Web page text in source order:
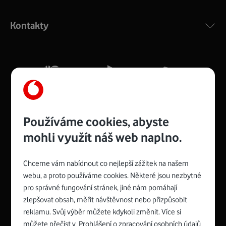
silný signál pro celou domácnost. Kompaktní rozměry 21
Více o COMPAL CH7465VF
Zyxel VMG8623-T50B:
Rozměry modemu jsou 16 x 22 x 7,5 cm (včetně stojánku)
a nabízí 4 gigabitové LAN porty a bezdrátové připojení Wi-
Spojte se s Vodafonem
Kontakty
Používáme cookies, abyste
mohli využít náš web naplno.
Chceme vám nabídnout co nejlepší zážitek na našem
webu, a proto používáme cookies. Některé jsou nezbytné
pro správné fungování stránek, jiné nám pomáhají
zlepšovat obsah, měřit návštěvnost nebo přizpůsobit
reklamu. Svůj výběr můžete kdykoli změnit. Více si
můžete přečíst v Prohlášení o zpracování osobních údajů